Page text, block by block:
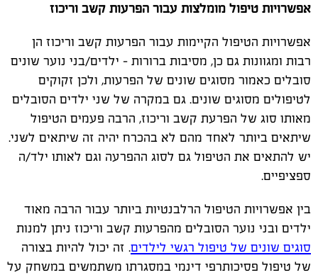
אפשרויות טיפול מומלצות עבור הפרעות קשב וריכוז
אפשרויות הטיפול הקיימות עבור הפרעות קשב וריכוז הן
רבות ומגוונות גם כן, מסיבות ברורות – ילדים/בני נוער שונים
סובלים כאמור מסוגים שונים של הפרעות, ולכן זקוקים
לטיפולים מסוגים שונים. גם במקרה של שני ילדים הסובלים
מאותו סוג של הפרעת קשב וריכוז, הרבה פעמים הטיפול
שיתאים ביותר לאחד מהם לא בהכרח יהיה זה שיתאים לשני.
יש להתאים את הטיפול גם לסוג ההפרעה וגם לאותו ילד/ה
ספציפיים.
בין אפשרויות הטיפול הרלבנטיות ביותר עבור הרבה מאוד
ילדים ובני נוער הסובלים מהפרעות קשב וריכוז ניתן למנות
סוגים שונים של טיפול רגשי לילדים. זה יכול להיות בצורה
של טיפול פסיכותרפי דינמי במסגרתו משתמשים במשחק על